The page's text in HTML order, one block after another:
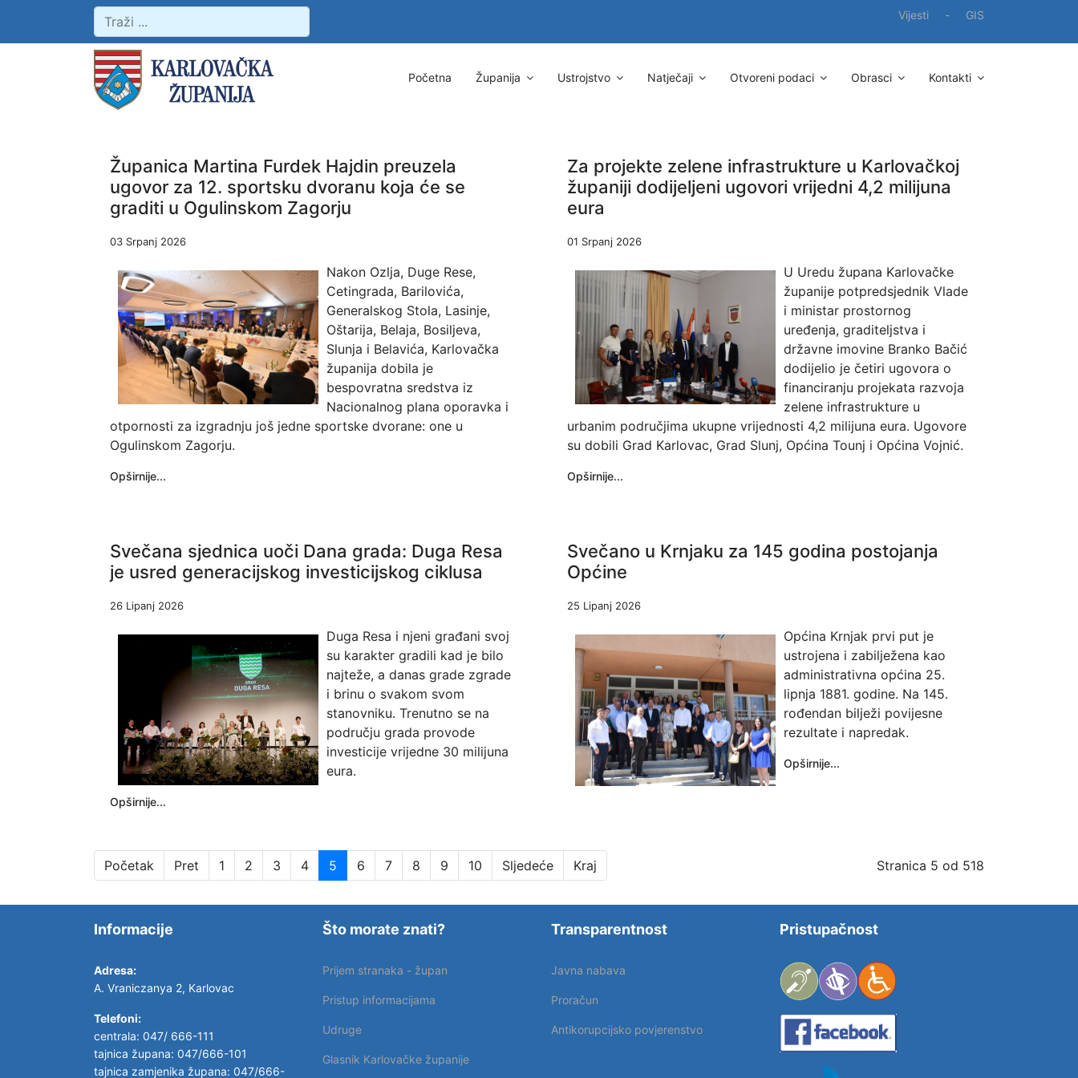
Vijesti - GIS
Početna Županija Ustrojstvo Natječaji Otvoreni podaci Obrasci Kontakti
Županica Martina Furdek Hajdin preuzela
ugovor za 12. sportsku dvoranu koja će se
graditi u Ogulinskom Zagorju
03 Srpanj 2026
Nakon Ozlja, Duge Rese,
Cetingrada, Barilovića,
Generalskog Stola, Lasinje,
Oštarija, Belaja, Bosiljeva,
Slunja i Belavića, Karlovačka
županija dobila je
bespovratna sredstva iz
Nacionalnog plana oporavka i
otpornosti za izgradnju još jedne sportske dvorane: one u
Ogulinskom Zagorju.
Opširnije...
Za projekte zelene infrastrukture u Karlovačkoj
županiji dodijeljeni ugovori vrijedni 4,2 milijuna
eura
01 Srpanj 2026
U Uredu župana Karlovačke
županije potpredsjednik Vlade
i ministar prostornog
uređenja, graditeljstva i
državne imovine Branko Bačić
dodijelio je četiri ugovora o
financiranju projekata razvoja
zelene infrastrukture u
urbanim područjima ukupne vrijednosti 4,2 milijuna eura. Ugovore
su dobili Grad Karlovac, Grad Slunj, Općina Tounj i Općina Vojnić.
Opširnije...
Svečana sjednica uoči Dana grada: Duga Resa
je usred generacijskog investicijskog ciklusa
26 Lipanj 2026
Duga Resa i njeni građani svoj
su karakter gradili kad je bilo
najteže, a danas grade zgrade
i brinu o svakom svom
stanovniku. Trenutno se na
području grada provode
investicije vrijedne 30 milijuna
eura.
Opširnije...
Svečano u Krnjaku za 145 godina postojanja
Općine
25 Lipanj 2026
Općina Krnjak prvi put je
ustrojena i zabilježena kao
administrativna općina 25.
lipnja 1881. godine. Na 145.
rođendan bilježi povijesne
rezultate i napredak.
Opširnije...
Početak Pret 1 2 3 4 5 6 7 8 9 10 Sljedeće Kraj Stranica 5 od 518
Informacije
Adresa:
A. Vraniczanya 2, Karlovac
Telefoni:
centrala: 047/ 666-111
tajnica župana: 047/666-101
tajnica zamjenika župana: 047/666-
Što morate znati?
Prijem stranaka - župan
Pristup informacijama
Udruge
Glasnik Karlovačke županije
Transparentnost
Javna nabava
Proračun
Antikorupcijsko povjerenstvo
Pristupačnost